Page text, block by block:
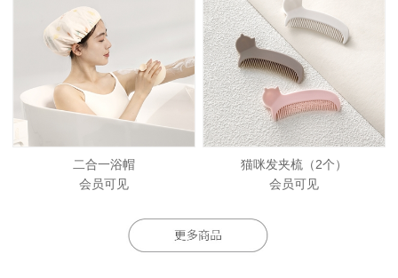
二合一浴帽
会员可见
猫咪发夹梳（2个）
会员可见